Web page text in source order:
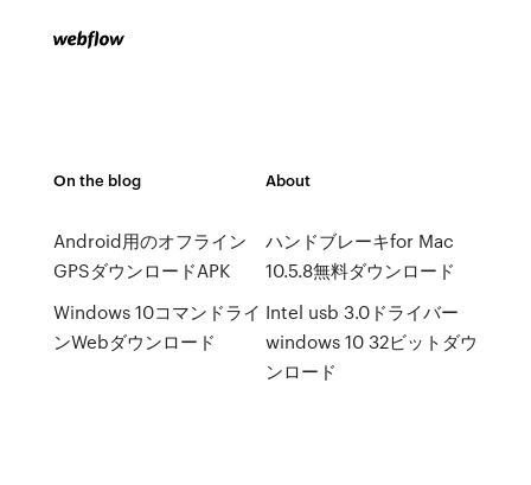
On the blog
Android用のオフライン
GPSダウンロードAPK
Windows 10コマンドライ
ンWebダウンロード
About
ハンドブレーキfor Mac
10.5.8無料ダウンロード
Intel usb 3.0ドライバー
windows 10 32ビットダウ
ンロード